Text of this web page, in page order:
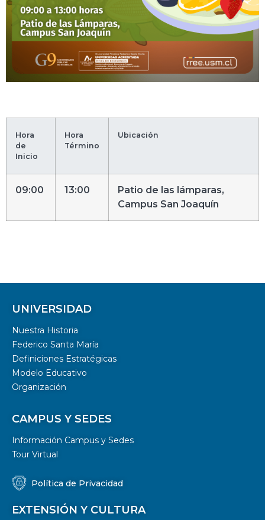
Hora
de
Inicio
Hora
Término
Ubicación
09:00 13:00
Patio de las lámparas,
Campus San Joaquín
UNIVERSIDAD
Nuestra Historia
Federico Santa María
Definiciones Estratégicas
Modelo Educativo
Organización
CAMPUS Y SEDES
Información Campus y Sedes
Tour Virtual
Política de Privacidad
EXTENSIÓN Y CULTURA